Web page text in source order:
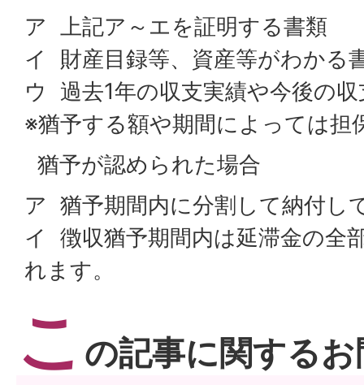
ア 上記ア～エを証明する書類
イ 財産目録等、資産等がわかる
ウ 過去1年の収支実績や今後の
※猶予する額や期間によっては担
猶予が認められた場合
ア 猶予期間内に分割して納付し
イ 徴収猶予期間内は延滞金の全
れます。
こ の記事に関する